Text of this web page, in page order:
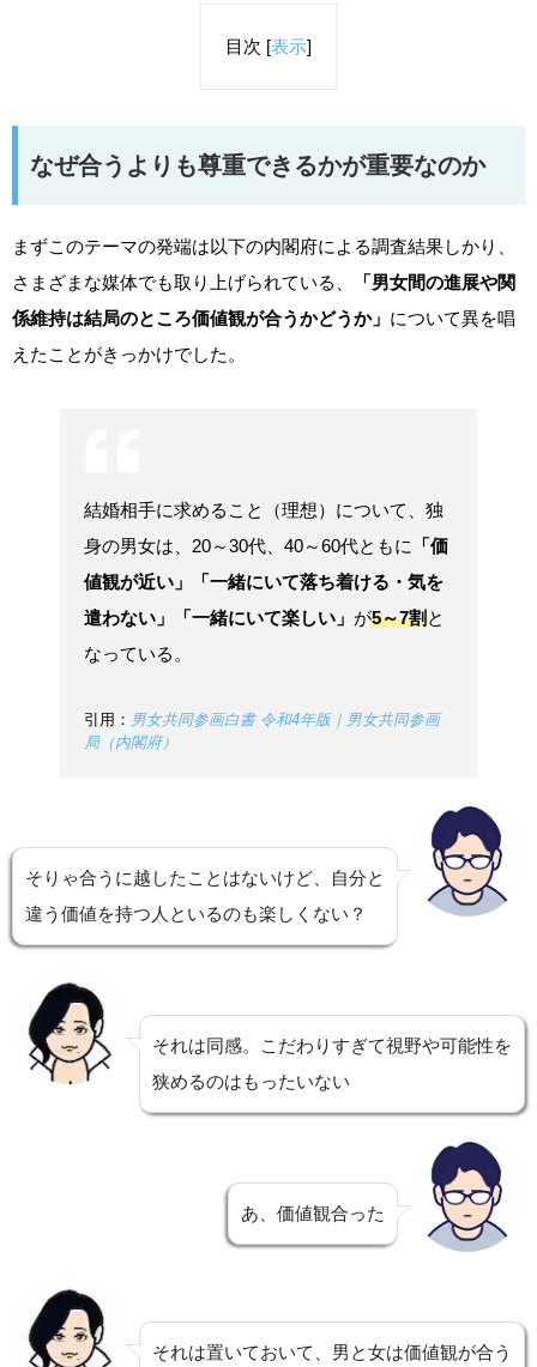
目次 [表示]
なぜ合うよりも尊重できるかが重要なのか
まずこのテーマの発端は以下の内閣府による調査結果しかり、
さまざまな媒体でも取り上げられている、
「男女間の進展や関
係維持は結局のところ価値観が合うかどうか」 について異を唱
えたことがきっかけでした。
結婚相手に求めること（理想）について、独
身の男女は、20～30代、40～60代ともに
「価
値観が近い」「一緒にいて落ち着ける・気を
遣わない」「一緒にいて楽しい」 が5～7割と
なっている。
引用： 男女共同参画白書 令和4年版｜男女共同参画
局（内閣府）
そりゃ合うに越したことはないけど、自分と
違う価値を持つ人といるのも楽しくない？
それは同感。こだわりすぎて視野や可能性を
狭めるのはもったいない
あ、価値観合った
それは置いておいて、男と女は価値観が合う